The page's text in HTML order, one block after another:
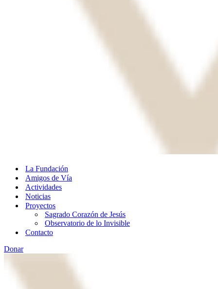
La Fundación
Amigos de Vía
Actividades
Noticias
Proyectos
Sagrado Corazón de Jesús
Observatorio de lo Invisible
Contacto
Donar